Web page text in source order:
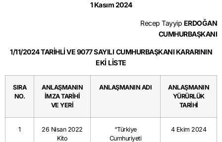
1 Kasım 2024
Recep Tayyip ERDOĞAN
CUMHURBAŞKANI
1/11/2024 TARİHLİ VE 9077 SAYILI CUMHURBAŞKANI KARARININ
EKİ LİSTE
SIRA
NO.
ANLAŞMANIN
İMZA TARİHİ
VE YERİ
ANLAŞMANIN ADI
ANLAŞMANIN
YÜRÜRLÜK
TARİHİ
1
26 Nisan 2022
Kito
“Türkiye
Cumhuriyeti
4 Ekim 2024